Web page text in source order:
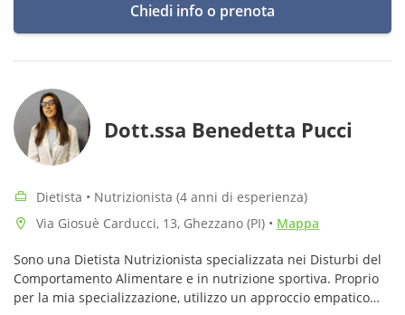
Chiedi info o prenota
Dott.ssa Benedetta Pucci
Dietista • Nutrizionista (4 anni di esperienza)
Via Giosuè Carducci, 13, Ghezzano (PI) • Mappa
Sono una Dietista Nutrizionista specializzata nei Disturbi del
Comportamento Alimentare e in nutrizione sportiva. Proprio
per la mia specializzazione, utilizzo un approccio empatico